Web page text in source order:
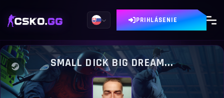
PRIHLÁSENIE
SMALL DICK BIG DREAM...